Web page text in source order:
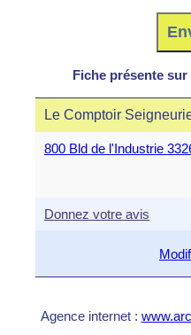
Fiche présente sur
Le Comptoir
800 Bld de l'Industrie
Donnez votre avis
Agence internet :